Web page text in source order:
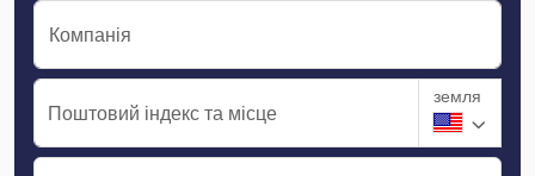
Компанія
Поштовий індекс та місце
земля